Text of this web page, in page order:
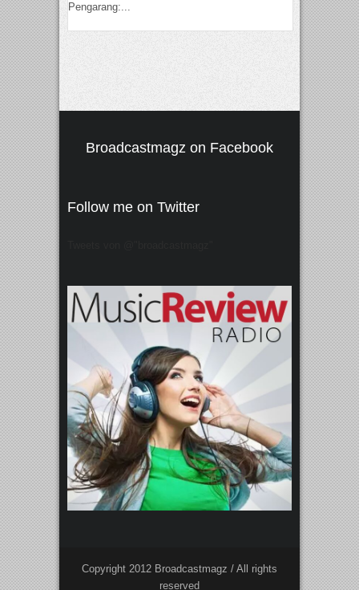
Pengarang:...
Broadcastmagz on Facebook
Follow me on Twitter
Copyright 2012 Broadcastmagz / All rights
reserved